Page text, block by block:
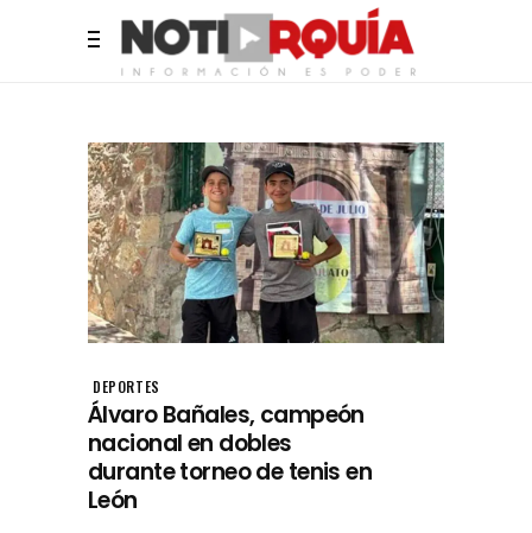
DEPORTES
Álvaro Bañales, campeón
nacional en dobles
durante torneo de tenis en
León